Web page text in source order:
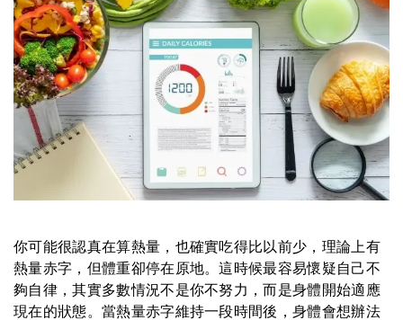
你可能很認真在算熱量，也確實吃得比以前少，理論上有
熱量赤字，但體重卻停在原地。這時候最容易懷疑自己不
夠自律，其實多數情況不是你不努力，而是身體開始適應
現在的狀態。當熱量赤字維持一段時間後，身體會想辦法